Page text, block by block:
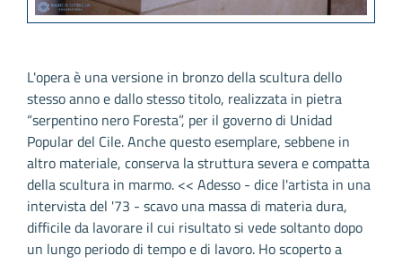
L'opera è una versione in bronzo della scultura dello
stesso anno e dallo stesso titolo, realizzata in pietra
“serpentino nero Foresta”, per il governo di Unidad
Popular del Cile. Anche questo esemplare, sebbene in
altro materiale, conserva la struttura severa e compatta
della scultura in marmo. << Adesso - dice l'artista in una
intervista del '73 - scavo una massa di materia dura,
difficile da lavorare il cui risultato si vede soltanto dopo
un lungo periodo di tempo e di lavoro. Ho scoperto a